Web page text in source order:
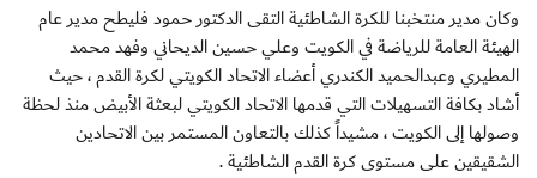
وكان مدير منتخبنا للكرة الشاطئية التقى الدكتور حمود فليطح مدير عام
الهيئة العامة للرياضة في الكويت وعلي حسين الديحاني وفهد محمد
المطيري وعبدالحميد الكندري أعضاء الاتحاد الكويتي لكرة القدم ، حيث
أشاد بكافة التسهيلات التي قدمها الاتحاد الكويتي لبعثة الأبيض منذ لحظة
وصولها إلى الكويت ، مشيداً كذلك بالتعاون المستمر بين الاتحادين
الشقيقين على مستوى كرة القدم الشاطئية .